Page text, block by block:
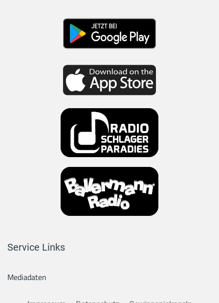
Service Links
Mediadaten